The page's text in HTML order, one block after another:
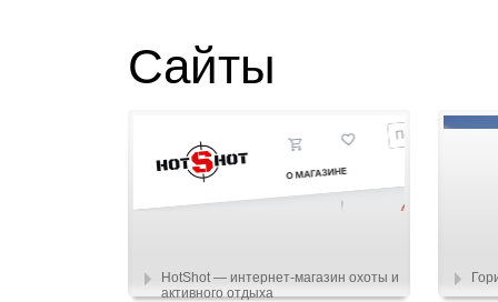
Сайты
HotShot — интернет-магазин охоты и
активного отдыха